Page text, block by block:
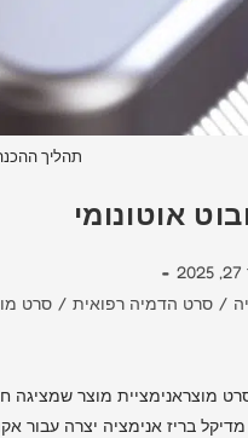
תהליך
אוטונומי
/ סרט הדמיה רפואית / סרט
מוצראנימציית מוצר שמציגה